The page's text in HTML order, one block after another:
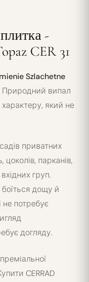
-
CER 31
Szlachetne
Природний випал
який не
приватних
цоколів, парканів,
груп.
боїться дощу й
потребує
догляду.
CERRAD